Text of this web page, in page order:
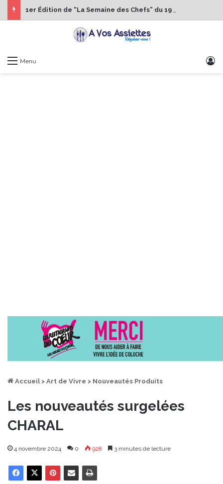
Menu
Accueil > Art de Vivre > Nouveautés Produits
Les nouveautés surgelées
CHARAL
4 novembre 2024 0 928 3 minutes de lecture